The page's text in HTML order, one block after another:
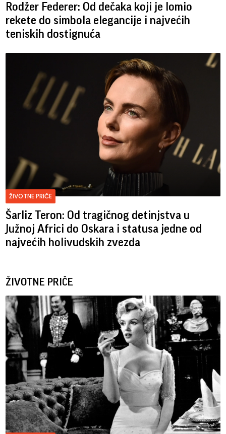
Rodžer Federer: Od dečaka koji je lomio
rekete do simbola elegancije i najvećih
teniskih dostignuća
ŽIVOTNE PRIČE
Šarliz Teron: Od tragičnog detinjstva u
Južnoj Africi do Oskara i statusa jedne od
najvećih holivudskih zvezda
ŽIVOTNE PRIČE